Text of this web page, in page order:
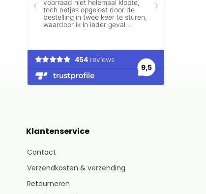
Klantenservice
Contact
Verzendkosten & verzending
Retourneren